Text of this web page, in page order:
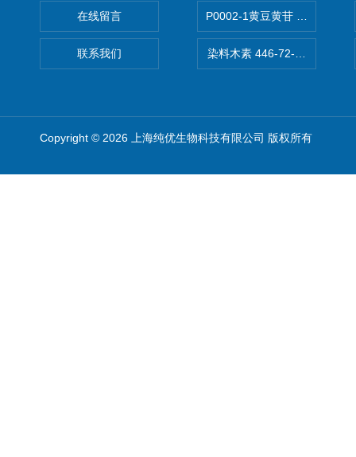
在线留言
联系我们
P0002-1黄豆黄苷 40246-10-
染料木素 446-72-0
Copyright © 2026 上海纯优生物科技有限公司 版权所有